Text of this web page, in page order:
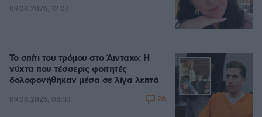
09.08.2026, 12:07
Το σπίτι του τρόμου στο Άινταχο: Η
νύχτα που τέσσερις φοιτητές
δολοφονήθηκαν μέσα σε λίγα λεπτά
09.08.2026, 08:33 28